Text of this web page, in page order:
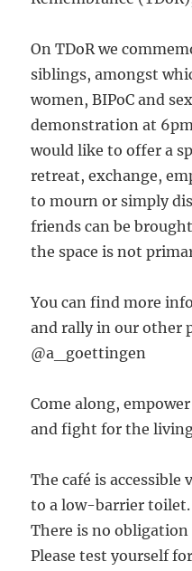
On TDoR we
siblings, amongst
women, BIPoC and
demonstration at
would like to offer a
retreat, exchange,
to mourn or simply
friends can be
the space is not
You can find more
and rally in our other
@a_goettingen
Come along,
and fight for the
The café is accessible
to a low-barrier toilet.
There is no obligation
Please test yourself